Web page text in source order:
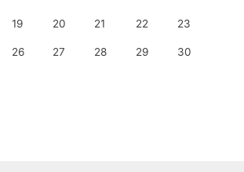
19 20 21 22 23
26 27 28 29 30